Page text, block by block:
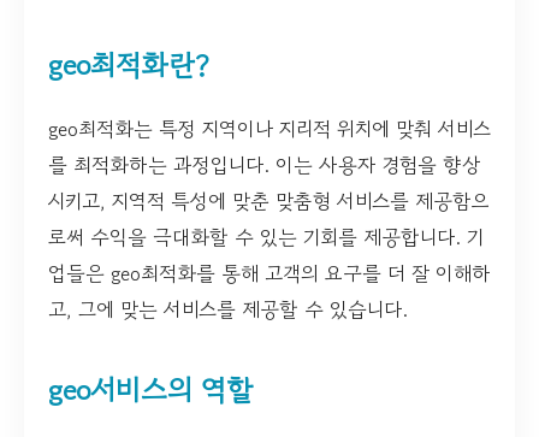
geo최적화란?
geo최적화는 특정 지역이나 지리적 위치에 맞춰 서비스
를 최적화하는 과정입니다. 이는 사용자 경험을 향상
시키고, 지역적 특성에 맞춘 맞춤형 서비스를 제공함으
로써 수익을 극대화할 수 있는 기회를 제공합니다. 기
업들은 geo최적화를 통해 고객의 요구를 더 잘 이해하
고, 그에 맞는 서비스를 제공할 수 있습니다.
geo서비스의 역할